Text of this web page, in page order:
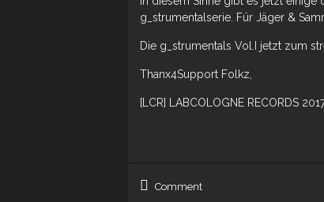
g_strumentalserie. Für Jäger &
Die g_strumentals Vol.I jetzt zum
Thanx4Support Folkz,
[LCR] LABCOLOGNE RECORDS
Comment